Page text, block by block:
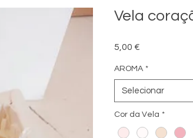
Vela
5,00 €
AROMA *
Selecionar
Cor da Vela *